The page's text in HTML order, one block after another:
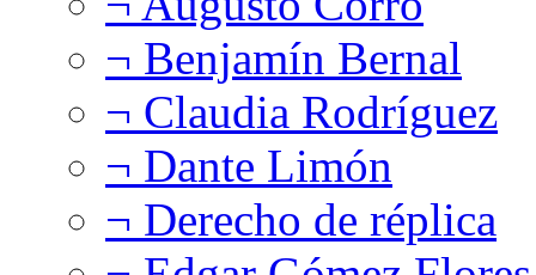
¬ Benjamín Bernal
¬ Claudia Rodríguez
¬ Dante Limón
¬ Derecho de réplica